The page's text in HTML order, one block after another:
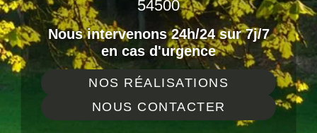
54500
Nous intervenons 24h/24 sur 7j/7
en cas d'urgence
NOS RÉALISATIONS
NOUS CONTACTER